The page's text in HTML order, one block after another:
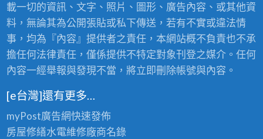
載一切的資訊、文字、照片、圖形、廣告內容、或其他資
料，無論其為公開張貼或私下傳送，若有不實或違法情
事，均為『內容』提供者之責任，本網站概不負責也不承
擔任何法律責任，僅係提供不特定對象刊登之媒介。任何
內容一經舉報與發現不當，將立即刪除帳號與內容。
[e台灣]還有更多…
myPost廣告網快速發佈
房屋修繕水電維修廠商名錄